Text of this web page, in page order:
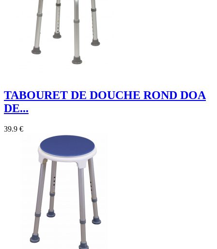
TABOURET DE DOUCHE ROND DOA
DE...
39.9 €